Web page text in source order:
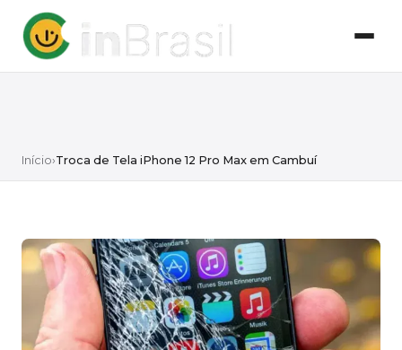
Início›Troca de Tela iPhone 12 Pro Max em Cambuí